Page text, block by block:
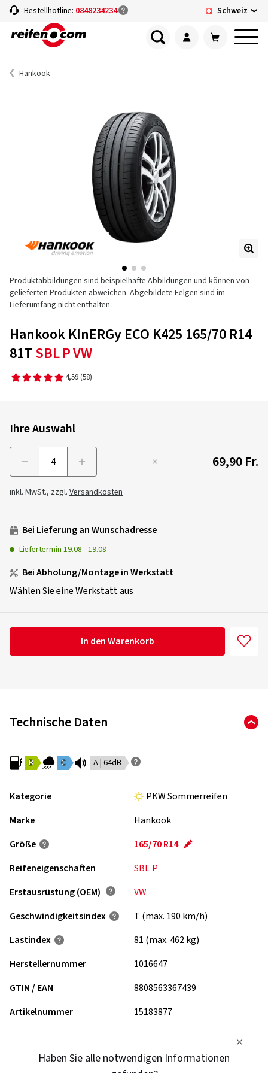
Bestellhotline: 0848234234 Schweiz
Hankook
Produktabbildungen sind beispielhafte Abbildungen und können von
gelieferten Produkten abweichen. Abgebildete Felgen sind im
Lieferumfang nicht enthalten.
Hankook KInERGy ECO K425 165/70 R14
81T SBLPVW
4,59 (58)
Ihre Auswahl
69,90 Fr.
inkl. MwSt., zzgl. Versandkosten
Bei Lieferung an Wunschadresse
Liefertermin 19.08 -19.08
Bei Abholung/Montage in Werkstatt
Wählen Sie eine Werkstatt aus
In den Warenkorb
Technische Daten
B C A | 64dB
Kategorie
PKW Sommerreifen
Marke
Hankook
Größe
165/70 R14
Reifeneigenschaften
SBL P
Erstausrüstung (OEM)
VW
Geschwindigkeits­index
T (max. 190 km/h)
Lastindex
81 (max. 462 kg)
Herstellernummer
1016647
GTIN / EAN
8808563367439
Artikelnummer
15183877
Haben Sie alle notwendigen Informationen